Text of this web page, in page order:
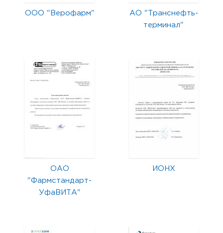
ООО "Верофарм"
АО "Транснефть-
терминал"
ОАО
"Фармстандарт-
УфаВИТА"
ИОНХ